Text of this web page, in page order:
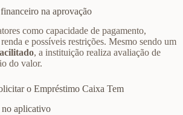
na aprovação
como capacidade de pagamento,
e possíveis restrições. Mesmo sendo um
, a instituição realiza avaliação de
do valor.
o Empréstimo Caixa Tem
no aplicativo